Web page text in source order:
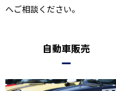
へご相談ください。
自動車販売